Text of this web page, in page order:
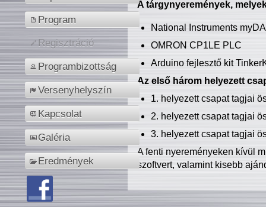
Program
Regisztráció
Programbizottság
Versenyhelyszín
Kapcsolat
Galéria
Eredmények
A tárgynyeremények,
National Instruments
OMRON CP1LE PLC
Arduino fejlesztő kit
Az első három helyezett
1. helyezett csapat tagjai
2. helyezett csapat tagjai
3. helyezett csapat tagjai
A fenti nyereményeken kívül
szoftvert, valamint kisebb